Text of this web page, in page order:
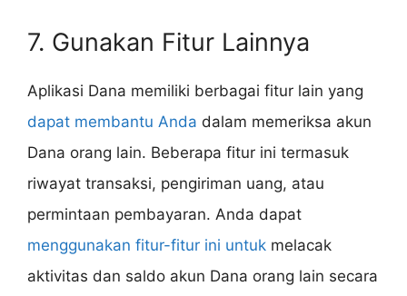
7. Gunakan Fitur Lainnya
Aplikasi Dana memiliki berbagai fitur lain yang
dapat membantu Anda dalam memeriksa akun
Dana orang lain. Beberapa fitur ini termasuk
riwayat transaksi, pengiriman uang, atau
permintaan pembayaran. Anda dapat
menggunakan fitur-fitur ini untuk melacak
aktivitas dan saldo akun Dana orang lain secara